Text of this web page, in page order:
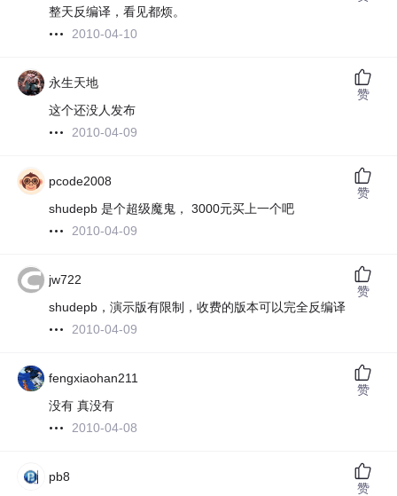
整天反编译，看见都烦。
2010-04-10
永生天地
这个还没人发布
2010-04-09
赞
pcode2008
shudepb 是个超级魔鬼， 3000元买上一个吧
2010-04-09
赞
jw722
shudepb，演示版有限制，收费的版本可以完全反编译
2010-04-09
赞
fengxiaohan211
没有 真没有
2010-04-08
赞
pb8
赞